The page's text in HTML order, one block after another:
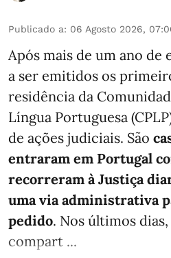
Publicado a: 06 Agosto 2026,
Após mais de um ano de
a ser emitidos os
residência da
Língua Portuguesa
de ações judiciais. São
entraram em Portugal
recorreram à Justiça
uma via administrativa
pedido. Nos últimos
compart ...